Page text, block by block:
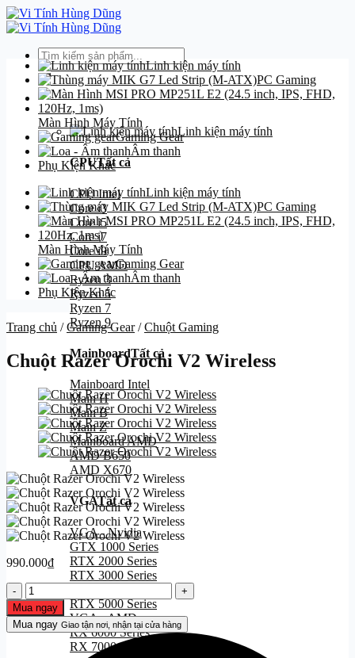
Bỏ
qua
dung
Tìm
kiếm:
Danh mục
Linh kiện máy tính
CPUTất cả
CPU Intel
Core i3
Core i5
Core i7
Core i9
CPU AMD
Ryzen 3
Ryzen 5
Ryzen 7
Ryzen 9
MainboardTất cả
Mainboard Intel
Main H
Main B
Main Z
Mainboard AMD
AMD B650
AMD X670
VGATất cả
VGA - Nvidia
GTX 1000 Series
RTX 2000 Series
RTX 3000 Series
RTX 5000 Series
VGA - AMD
RX 6000 Series
RX 7000 Series
Linh kiện máy tính
PC Gaming
Màn Hình Máy Tính
Gaming Gear
Âm thanh
Phụ Kiện Khác
Linh kiện máy tính
PC Gaming
Màn Hình Máy Tính
Gaming Gear
Âm thanh
Phụ Kiện Khác
Trang chủ / Gaming Gear / Chuột Gaming
Chuột Razer Orochi V2 Wireless
990.000₫
Chuột
Razer
Orochi
V2
Mua ngay
Mua ngay Giao tận nơi, nhận tại cửa hàng